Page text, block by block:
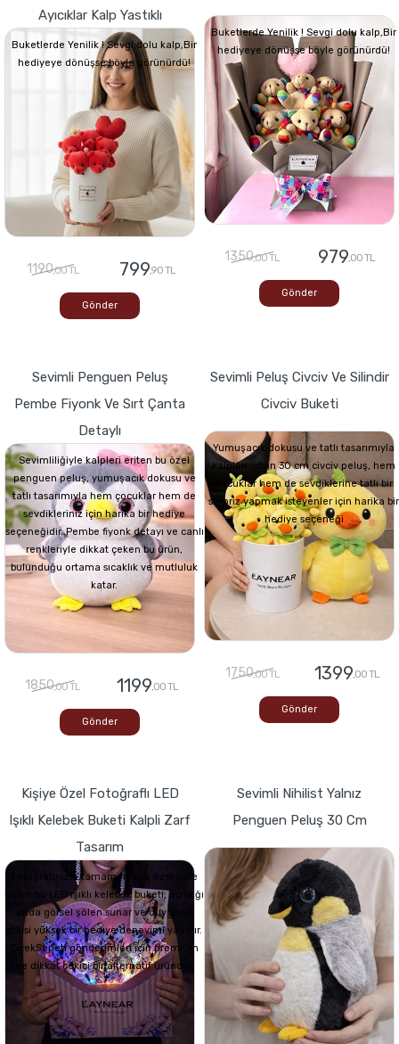
Ayıcıklar Kalp Yastıklı
Buketlerde Yenilik ! Sevgi dolu kalp,Bir
hediyeye dönüşse böyle görünürdü!
1190,00 TL 799,90 TL
Gönder
Buketlerde Yenilik ! Sevgi dolu kalp,Bir
hediyeye dönüşse böyle görünürdü!
1350,00 TL 979,00 TL
Gönder
Sevimli Penguen Peluş
Pembe Fiyonk Ve Sırt Çanta
Detaylı
Sevimliliğiyle kalpleri eriten bu özel
penguen peluş, yumuşacık dokusu ve
tatlı tasarımıyla hem çocuklar hem de
sevdikleriniz için harika bir hediye
seçeneğidir. Pembe fiyonk detayı ve canlı
renkleriyle dikkat çeken bu ürün,
bulunduğu ortama sıcaklık ve mutluluk
katar.
1850,00 TL 1199,00 TL
Gönder
Sevimli Peluş Civciv Ve Silindir
Civciv Buketi
Yumuşacık dokusu ve tatlı tasarımıyla
kalpleri ısıtan 30 cm civciv peluş, hem
çocuklar hem de sevdiklerine tatlı bir
sürpriz yapmak isteyenler için harika bir
hediye seçeneği
1750,00 TL 1399,00 TL
Gönder
Kişiye Özel Fotoğraflı LED
Işıklı Kelebek Buketi Kalpli Zarf
Tasarım
Fotoğrafınızla tamamen size özel hale
gelen bu LED ışıklı kelebek buketi, açıldığı
anda görsel şölen sunar ve duygusal
etkisi yüksek bir hediye deneyimi yaşatır.
ÇiçekSepeti gönderimleri için premium
ve dikkat çekici bir alternatif üründür
Sevimli Nihilist Yalnız
Penguen Peluş 30 Cm